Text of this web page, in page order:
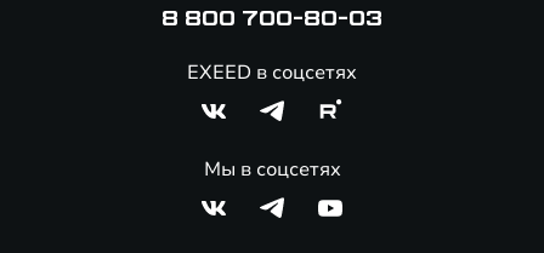
8 800 700-80-03
EXEED в соцсетях
Мы в соцсетях